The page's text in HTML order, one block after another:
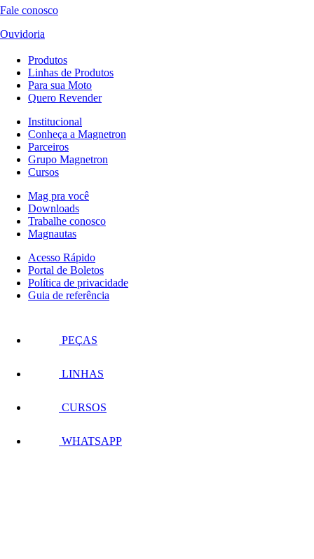
Fale conosco
Ouvidoria
Produtos
Linhas de Produtos
Para sua Moto
Quero Revender
Institucional
Conheça a Magnetron
Parceiros
Grupo Magnetron
Cursos
Mag pra você
Downloads
Trabalhe conosco
Magnautas
Acesso Rápido
Portal de Boletos
Política de privacidade
Guia de referência
PEÇAS
LINHAS
CURSOS
WHATSAPP